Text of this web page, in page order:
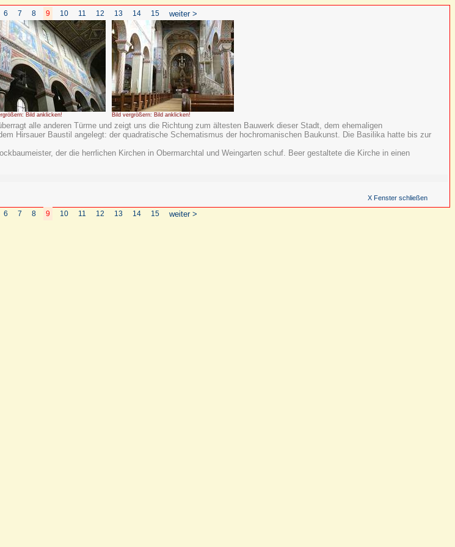
6 7 8 9 10 11 12 13 14 15 weiter >
Bild anklicken! Bild vergrößern: Bild anklicken!
alle anderen Türme und zeigt uns die Richtung zum ältesten Bauwerk dieser Stadt, dem ehemaligen
Hirsauer Baustil angelegt: der quadratische Schematismus der hochromanischen Baukunst. Die Basilika hatte bis zur
der die herrlichen Kirchen in Obermarchtal und Weingarten schuf. Beer gestaltete die Kirche in einen
X Fenster schließen
6 7 8 9 10 11 12 13 14 15 weiter >